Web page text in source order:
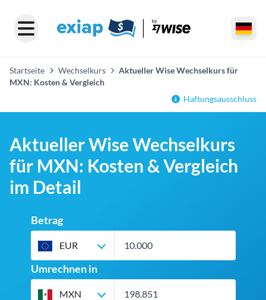
Startseite Wechselkurs
Aktueller Wise Wechselkurs für
MXN: Kosten & Vergleich
Haftungsausschluss
Aktueller Wise Wechselkurs
für MXN: Kosten & Vergleich
im Detail
Betrag
EUR
Umrechnen in
MXN